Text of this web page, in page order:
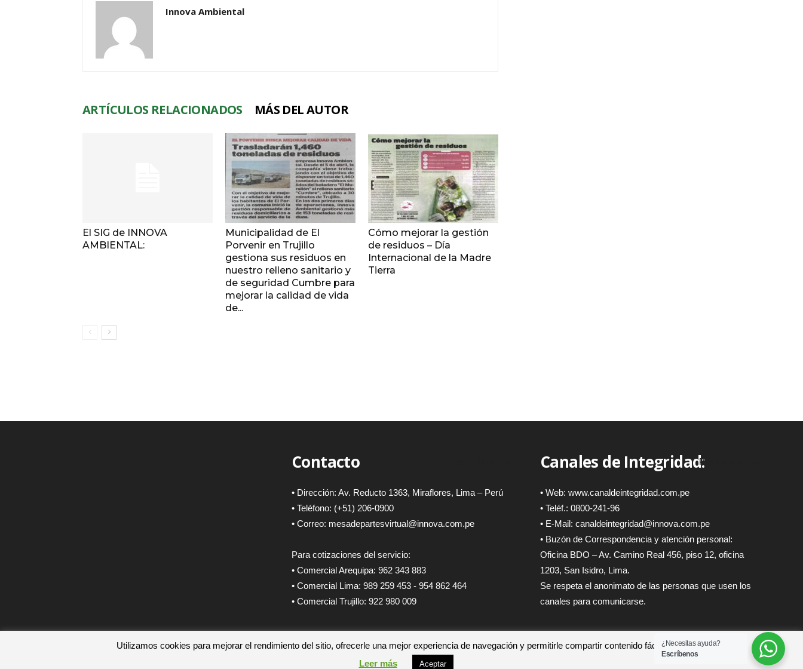
Innova Ambiental
ARTÍCULOS RELACIONADOS MÁS DEL AUTOR
El SIG de INNOVA
AMBIENTAL:
Municipalidad de El
Porvenir en Trujillo
gestiona sus residuos en
nuestro relleno sanitario y
de seguridad Cumbre para
mejorar la calidad de vida
de...
Cómo mejorar la gestión
de residuos – Día
Internacional de la Madre
Tierra
Contacto
• Dirección: Av. Reducto 1363, Miraflores, Lima – Perú
• Teléfono: (+51) 206-0900
• Correo: mesadepartesvirtual@innova.com.pe
Para cotizaciones del servicio:
• Comercial Arequipa: 962 343 883
• Comercial Lima: 989 259 453 - 954 862 464
• Comercial Trujillo: 922 980 009
Canales de Integridad:Read more
• Web: www.canaldeintegridad.com.pe
• Teléf.: 0800-241-96
• E-Mail: canaldeintegridad@innova.com.pe
• Buzón de Correspondencia y atención personal:
Oficina BDO – Av. Camino Real 456, piso 12, oficina
1203, San Isidro, Lima.
Se respeta el anonimato de las personas que usen los
canales para comunicarse.
Utilizamos cookies para mejorar el rendimiento del sitio, ofrecerle una mejor experiencia de navegación y permitirle compartir contenido fácilmente.
Leer más
Aceptar
¿Necesitas ayuda?
Escríbenos